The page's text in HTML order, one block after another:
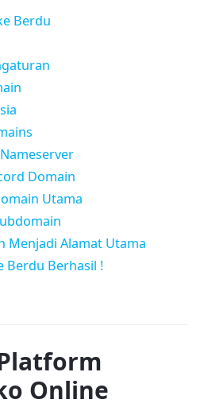
Berdu
Domain
Utama
Menjadi Alamat Utama
Berdu Berhasil !
Online